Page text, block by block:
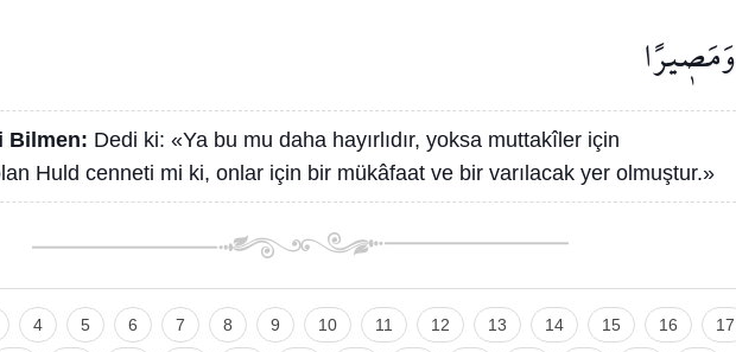
وَمَص۪يرًا
Bilmen: Dedi ki: «Ya bu mu daha hayırlıdır, yoksa muttakîler için
Huld cenneti mi ki, onlar için bir mükâfaat ve bir varılacak yer olmuştur.»
4 5 6 7 8 9 10 11 12 13 14 15 16 17